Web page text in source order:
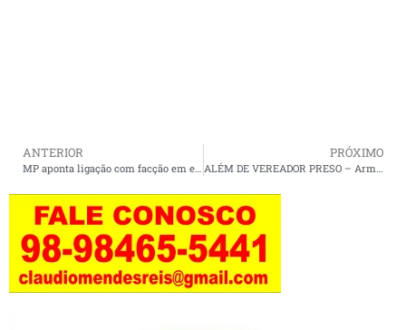
ANTERIOR
MP aponta ligação com facção em esquema que desviou R$ 9,6 milhões de emendas de projetos sociais em São Luís
PRÓXIMO
ALÉM DE VEREADOR PRESO – Armas, celulares, computadores e R$ 300 mil são apreendidos em operação policial em SL